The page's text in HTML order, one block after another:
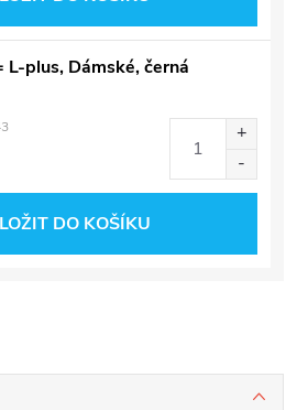
L-plus, Dámské, černá
DO KOŠÍKU